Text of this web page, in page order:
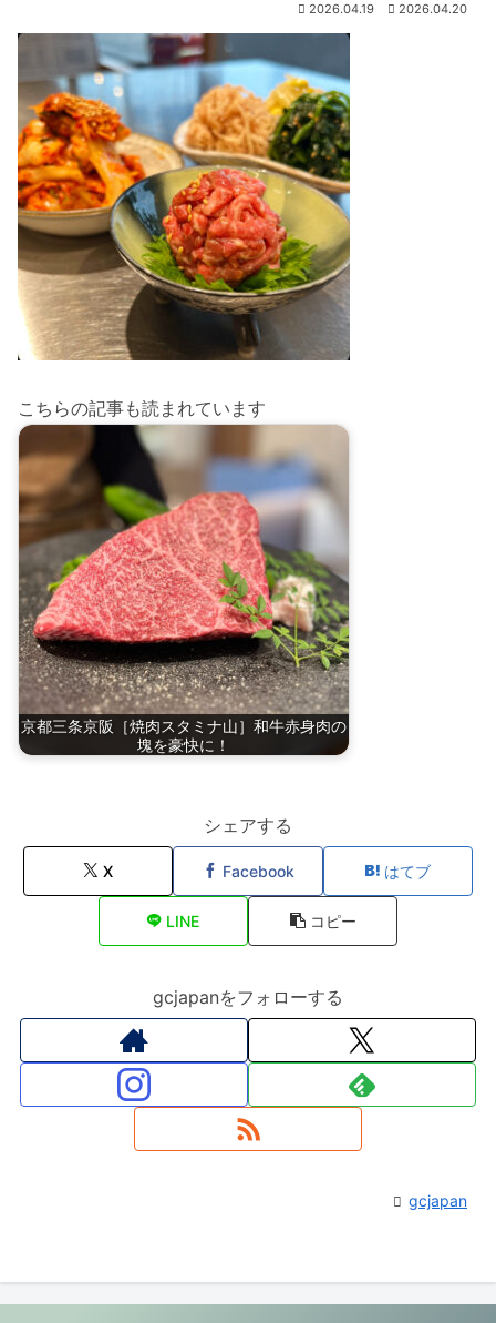
2026.04.19 2026.04.20
こちらの記事も読まれています
京都三条京阪［焼肉スタミナ山］和牛赤身肉の
塊を豪快に！
シェアする
X Facebook はてブ
LINE コピー
gcjapanをフォローする
gcjapan